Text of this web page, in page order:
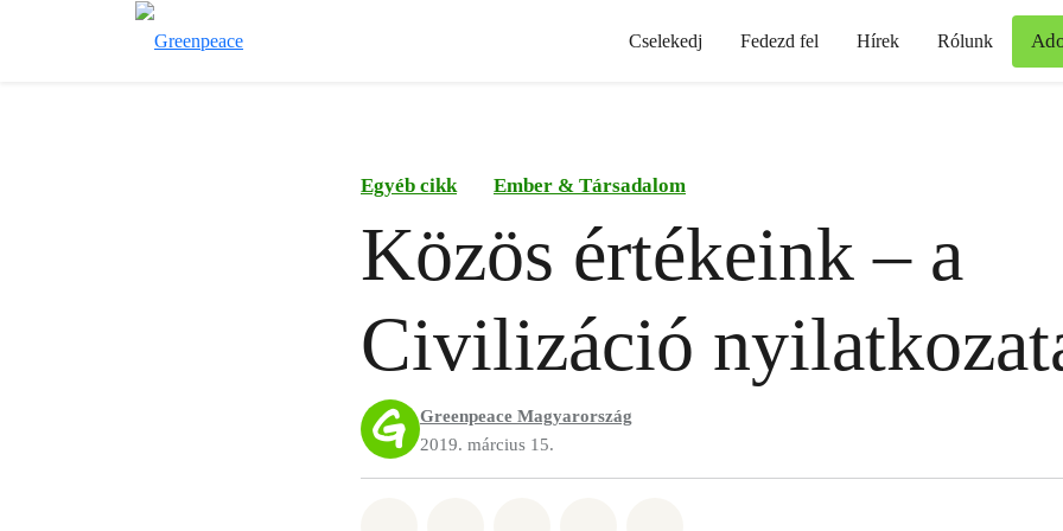
Cselekedj Fedezd fel Hírek Rólunk
Egyéb cikk Ember & Társadalom
Közös értékeink – a
Civilizáció
Greenpeace Magyarország
2019. március 15.